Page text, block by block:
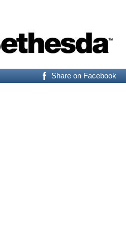
Share on Facebook